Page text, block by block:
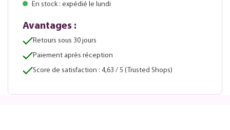
En stock : expédié le lundi
Avantages :
Retours sous 30 jours
Paiement après réception
Score de satisfaction : 4,63 / 5 (Trusted Shops)